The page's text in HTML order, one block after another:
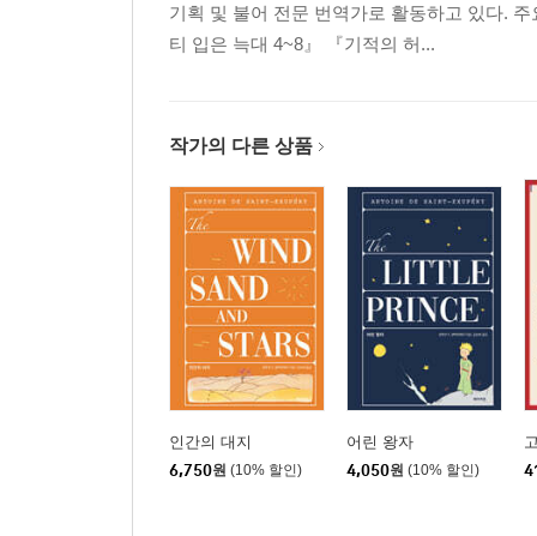
기획 및 불어 전문 번역가로 활동하고 있다.
티 입은 늑대 4~8』 『기적의 허...
작가의 다른 상품
인간의 대지
6,750원 (10% 할인)
어린 왕자
4,050원 (10% 할인)